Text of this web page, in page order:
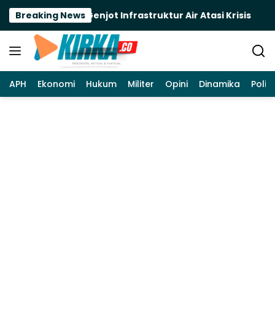
Langsung
konten
Breaking News
Bupati Ela Genjot Infrastruktur Air Atasi Krisis
APH Ekonomi Hukum Militer Opini Dinamika